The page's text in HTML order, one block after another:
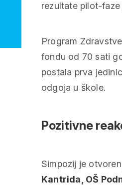
rezultate pilot-
Program
fondu od 70 sati
postala prva
odgoja u škole.
Pozitivne
Simpozij je
Kantrida, OŠ